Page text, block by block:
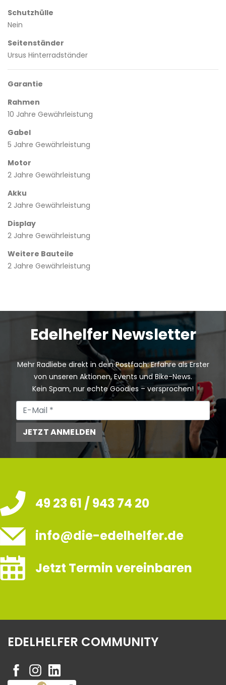
Schutzhülle
Nein
Seitenständer
Ursus Hinterradständer
Garantie
Rahmen
10 Jahre Gewährleistung
Gabel
5 Jahre Gewährleistung
Motor
2 Jahre Gewährleistung
Akku
2 Jahre Gewährleistung
Display
2 Jahre Gewährleistung
Weitere Bauteile
2 Jahre Gewährleistung
Edelhelfer Newsletter
Mehr Radliebe direkt in dein Postfach: Erfahre als Erster
von unseren Aktionen, Events und Bike-News.
Kein Spam, nur echte Goodies – versprochen!
JETZT ANMELDEN
49 23 61 / 943 74 20
info@die-edelhelfer.de
Jetzt Termin vereinbaren
EDELHELFER COMMUNITY